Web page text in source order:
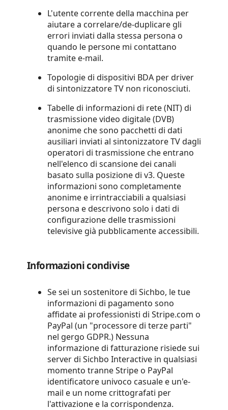
L'utente corrente della macchina per
aiutare a correlare/de-duplicare gli
errori inviati dalla stessa persona o
quando le persone mi contattano
tramite e-mail.
Topologie di dispositivi BDA per driver
di sintonizzatore TV non riconosciuti.
Tabelle di informazioni di rete (NIT) di
trasmissione video digitale (DVB)
anonime che sono pacchetti di dati
ausiliari inviati al sintonizzatore TV dagli
operatori di trasmissione che entrano
nell'elenco di scansione dei canali
basato sulla posizione di v3. Queste
informazioni sono completamente
anonime e irrintracciabili a qualsiasi
persona e descrivono solo i dati di
configurazione delle trasmissioni
televisive già pubblicamente accessibili.
Informazioni condivise
Se sei un sostenitore di Sichbo, le tue
informazioni di pagamento sono
affidate ai professionisti di Stripe.com o
PayPal (un "processore di terze parti"
nel gergo GDPR.) Nessuna
informazione di fatturazione risiede sui
server di Sichbo Interactive in qualsiasi
momento tranne Stripe o PayPal
identificatore univoco casuale e un'e-
mail e un nome crittografati per
l'attivazione e la corrispondenza.